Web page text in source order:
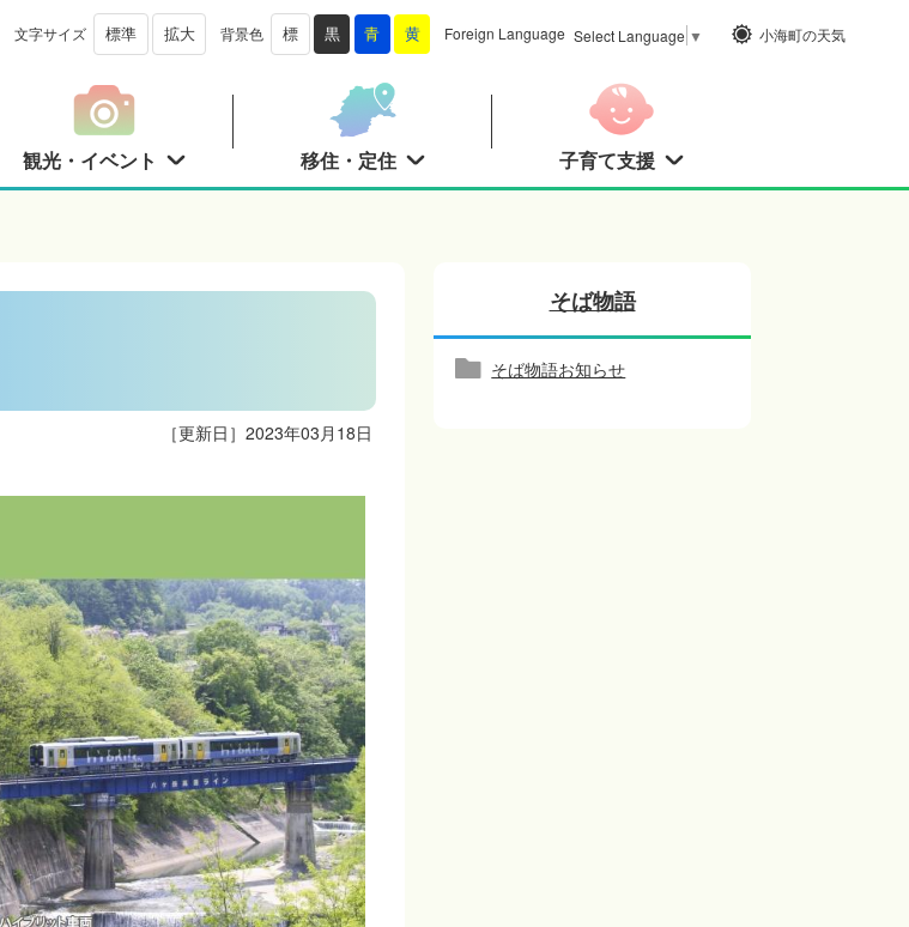
文字サイズ 標準 拡大 背景色 標 黒 青 黄 Foreign Language Select Language ▼ 小海町の天気
観光・イベント 移住・定住 子育て支援
［更新日］ 2023年03月18日
そば物語
そば物語お知らせ